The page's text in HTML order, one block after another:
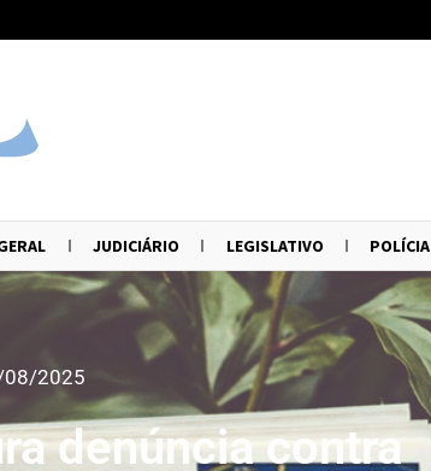
JUDICIÁRIO LEGISLATIVO POLÍCIA
2025
denúncia contra